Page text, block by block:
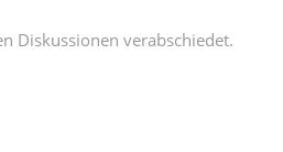
Diskussionen verabschiedet.